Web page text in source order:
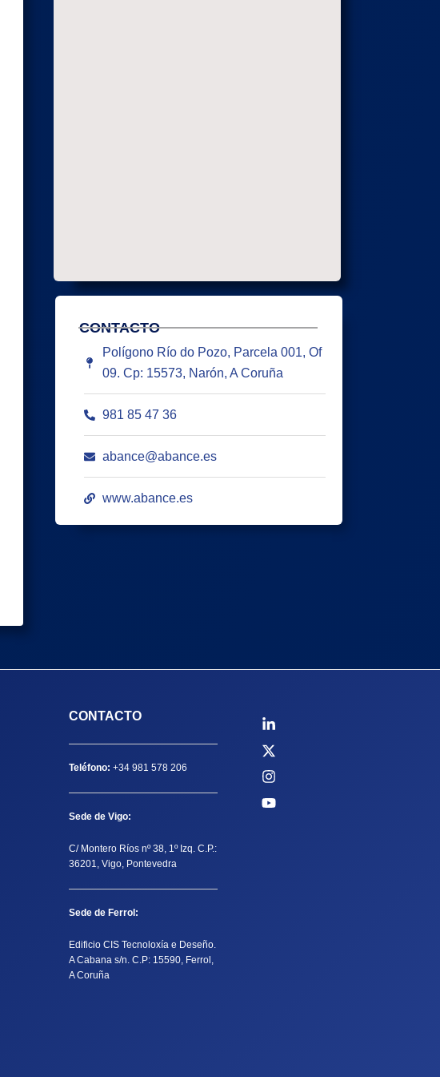
CONTACTO
Polígono Río do Pozo, Parcela 001, Of
09. Cp: 15573, Narón, A Coruña
981 85 47 36
abance@abance.es
www.abance.es
CONTACTO
Teléfono: +34 981 578 206
Sede de Vigo:
C/ Montero Ríos nº 38, 1º Izq. C.P.:
36201, Vigo, Pontevedra
Sede de Ferrol:
Edificio CIS Tecnoloxía e Deseño.
A Cabana s/n. C.P: 15590, Ferrol,
A Coruña